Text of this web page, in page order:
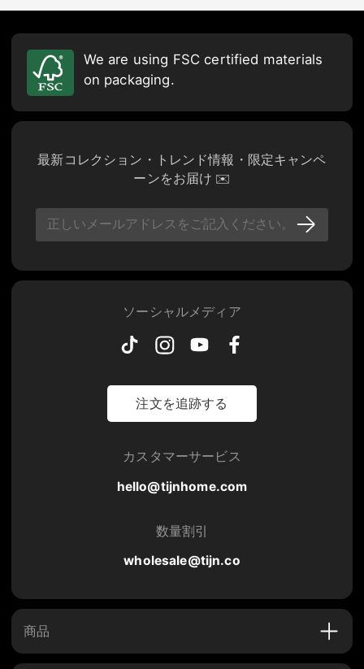
We are using FSC certified materials
on packaging.
最新コレクション・トレンド情報・限定キャンペ
ーンをお届け ✉️
ソーシャルメディア
注文を追跡する
カスタマーサービス
hello@tijnhome.com
数量割引
wholesale@tijn.co
商品